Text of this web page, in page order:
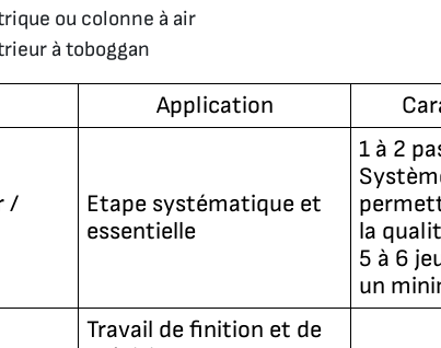
ou colonne à air
à toboggan
Application
/
Etape systématique et
essentielle
1 à 2
la
5 à 6
un
Travail de finition et de